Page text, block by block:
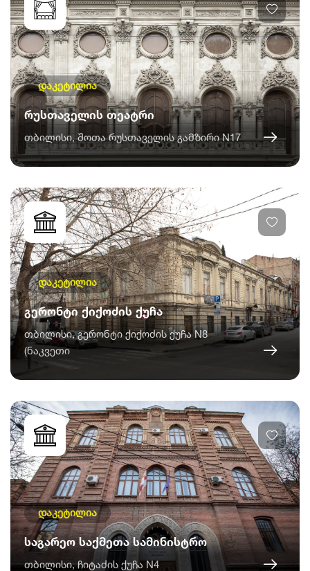
დაკეტილია
რუსთაველის თეატრი
თბილისი, შოთა რუსთაველის გამზირი N17
დაკეტილია
გერონტი ქიქოძის ქუჩა
თბილისი, გერონტი ქიქოძის ქუჩა N8
(ნაკვეთი
დაკეტილია
საგარეო საქმეთა სამინისტრო
თბილისი, ჩიტაძის ქუჩა N4